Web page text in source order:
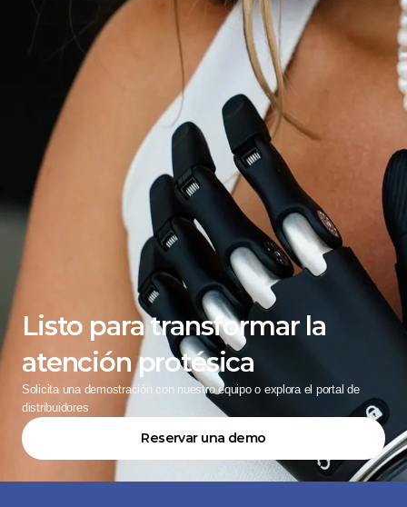
Listo para transformar la
atención protésica
Solicita una demostración con nuestro equipo o explora el portal de
distribuidores
Reservar una demo